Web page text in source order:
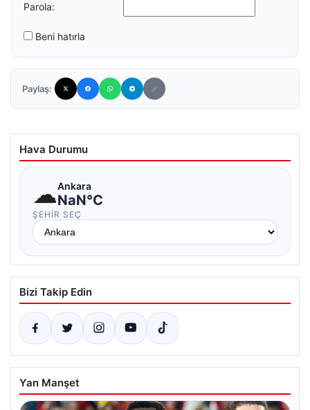
Parola:
Beni hatırla
Paylaş:
Hava Durumu
☁Ankara
NaN°C
ŞEHIR SEÇ
Bizi Takip Edin
Yan Manşet